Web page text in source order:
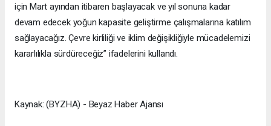
için Mart ayından itibaren başlayacak ve yıl sonuna kadar
devam edecek yoğun kapasite geliştirme çalışmalarına katılım
sağlayacağız. Çevre kirliliği ve iklim değişikliğiyle mücadelemizi
kararlılıkla sürdüreceğiz” ifadelerini kullandı.
Kaynak: (BYZHA) - Beyaz Haber Ajansı